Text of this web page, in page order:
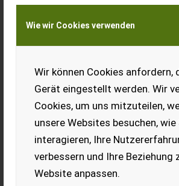
Wie wir Cookies verwenden
Wir können Cookies anfordern,
Gerät eingestellt werden. Wir
Cookies, um uns mitzuteilen,
unsere Websites besuchen,
interagieren, Ihre
verbessern und Ihre Beziehung
Website anpassen.
Meine
Transport von Land- und
KEINE
Case IH Maxxum 135 CVXDrive
Vorführmaschine 2025 - prompt
Sonderpr
Normalleistung und 169 PS geboostet
mit 4,5 ltr Hubraum, 4 Zylinder und 700Nm
EUR 0